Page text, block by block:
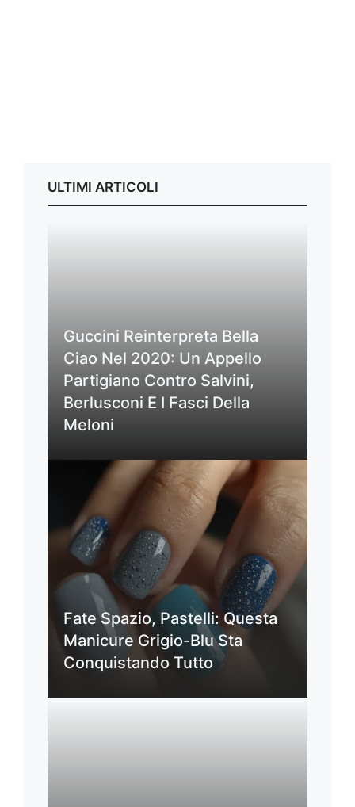
ULTIMI ARTICOLI
Guccini Reinterpreta Bella
Ciao Nel 2020: Un Appello
Partigiano Contro Salvini,
Berlusconi E I Fasci Della
Meloni
Fate Spazio, Pastelli: Questa
Manicure Grigio-Blu Sta
Conquistando Tutto